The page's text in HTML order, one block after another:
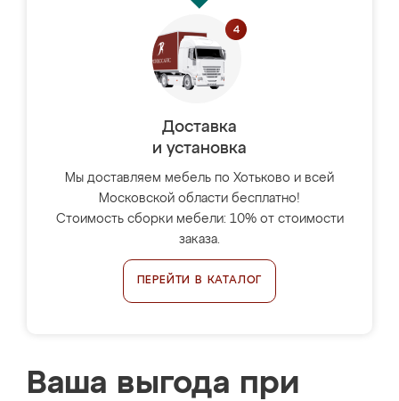
Доставка
и установка
Мы доставляем мебель по Хотьково и всей
Московской области бесплатно!
Стоимость сборки мебели: 10% от стоимости
заказа.
ПЕРЕЙТИ В КАТАЛОГ
Ваша выгода при